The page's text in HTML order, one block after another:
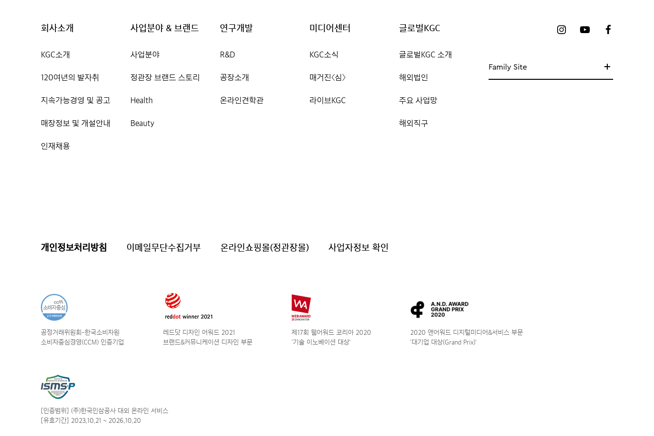
회사소개
KGC소개
120여년의 발자취
지속가능경영 및 공고
매장정보 및 개설안내
인재채용
사업분야 & 브랜드
사업분야
정관장 브랜드 스토리
Health
Beauty
연구개발
R&D
공장소개
온라인견학관
미디어센터
KGC소식
매거진〈심〉
라이브KGC
글로벌KGC
글로벌KGC 소개
해외법인
주요 사업망
해외직구
Family Site
개인정보처리방침 이메일무단수집거부 온라인쇼핑몰(정관장몰) 사업자정보 확인
공정거래위원회-한국소비자원
소비자중심경영(CCM) 인증기업
레드닷 디자인 어워드 2021
브랜드&커뮤니케이션 디자인 부문
제17회 웹어워드 코리아 2020
‘기술 이노베이션 대상’
2020 앤어워드 디지털미디어&서비스 부문
‘대기업 대상(Grand Prix)’
[인증범위] (주)한국인삼공사 대외 온라인 서비스
[유효기간] 2023.10.21 ~ 2026.10.20